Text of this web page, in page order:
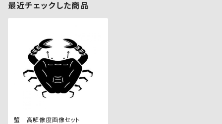
最近チェックした商品
蟹 高解像度画像セット